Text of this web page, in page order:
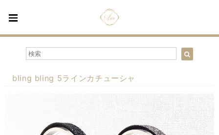
bling bling 5ラインカチューシャ